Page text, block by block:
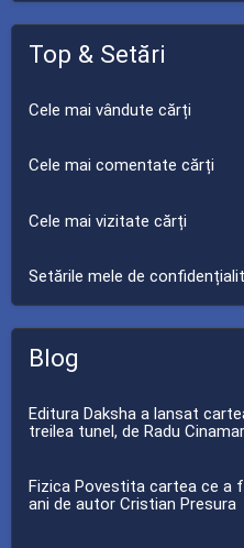
Top & Setări
Cele mai vândute cărți
Cele mai comentate cărți
Cele mai vizitate cărți
Setările mele de
Blog
Editura Daksha a lansat
treilea tunel, de Radu
Fizica Povestita cartea ce a
ani de autor Cristian Presura